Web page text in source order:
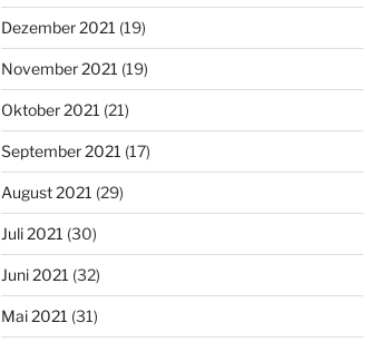
Dezember 2021 (19)
November 2021 (19)
Oktober 2021 (21)
September 2021 (17)
August 2021 (29)
Juli 2021 (30)
Juni 2021 (32)
Mai 2021 (31)